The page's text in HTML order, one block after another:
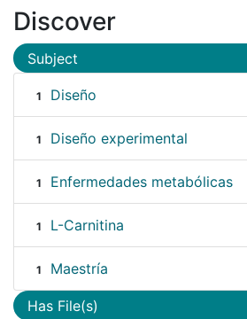
Discover
Subject
1 Diseño
1 Diseño experimental
1 Enfermedades metabólicas
1 L-Carnitina
1 Maestría
Has File(s)